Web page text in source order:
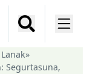
»
Segurtasuna,